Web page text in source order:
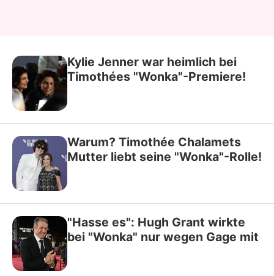
Kylie Jenner war heimlich bei
Timothées "Wonka"-Premiere!
Warum? Timothée Chalamets
Mutter liebt seine "Wonka"-Rolle!
"Hasse es": Hugh Grant wirkte
bei "Wonka" nur wegen Gage mit